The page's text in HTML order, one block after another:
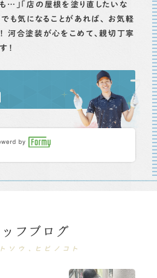
…」「店の屋根を塗り直したいな
も気になることがあれば、
お気軽
河合塗装が心をこめて、親切丁寧
！
ッフブログ
ソウ、ヒビノコト